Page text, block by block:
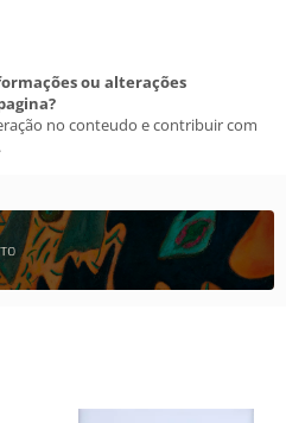
ou alterações
no conteudo e contribuir com